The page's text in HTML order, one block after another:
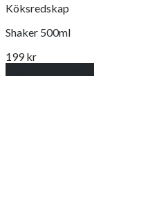
Köksredskap
Shaker 500ml
199kr